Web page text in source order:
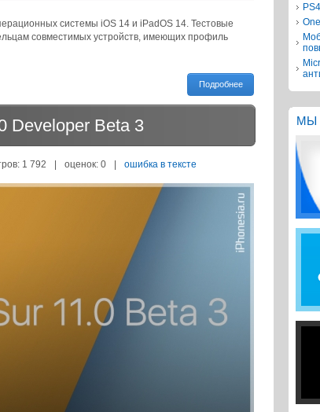
системы iOS 14 и iPadOS 14. Тестовые
совместимых устройств, имеющих профиль
Подробнее
Developer Beta 3
1 792 | оценок: 0 | ошибка в тексте
МЫ